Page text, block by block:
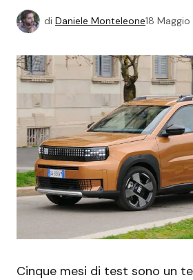
di Daniele Monteleone18
Cinque mesi di test sono un